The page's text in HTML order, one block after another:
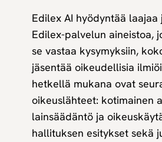
Edilex AI hyödyntää
Edilex-palvelun aineistoa,
se vastaa kysymyksiin,
jäsentää oikeudellisia
hetkellä mukana ovat
oikeuslähteet: kotimainen
lainsäädäntö ja
hallituksen esitykset sekä